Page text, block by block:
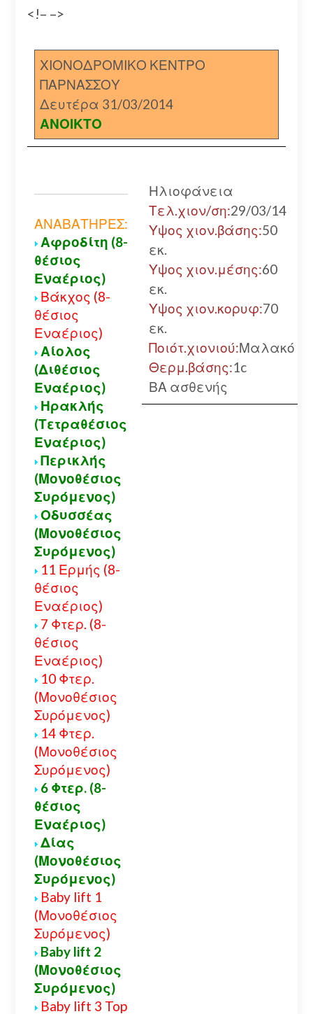
<!– –>
ΧΙΟΝΟΔΡΟΜΙΚΟ ΚΕΝΤΡΟ
ΠΑΡΝΑΣΣΟΥ
Δευτέρα 31/03/2014
ΑΝΟΙΚΤΟ
ΑΝΑΒΑΤΗΡΕΣ:
Αφροδίτη (8-
θέσιος
Εναέριος)
Βάκχος (8-
θέσιος
Εναέριος)
Αίολος
(Διθέσιος
Εναέριος)
Ηρακλής
(Τετραθέσιος
Εναέριος)
Περικλής
(Μονοθέσιος
Συρόμενος)
Οδυσσέας
(Μονοθέσιος
Συρόμενος)
11 Ερμής (8-
θέσιος
Εναέριος)
7 Φτερ. (8-
θέσιος
Εναέριος)
10 Φτερ.
(Μονοθέσιος
Συρόμενος)
14 Φτερ.
(Μονοθέσιος
Συρόμενος)
6 Φτερ. (8-
θέσιος
Εναέριος)
Δίας
(Μονοθέσιος
Συρόμενος)
Baby lift 1
(Μονοθέσιος
Συρόμενος)
Baby lift 2
(Μονοθέσιος
Συρόμενος)
Baby lift 3 Top
Ηλιοφάνεια
Τελ.χιον/ση:29/03/14
Υψος χιον.βάσης:50
εκ.
Υψος χιον.μέσης:60
εκ.
Υψος χιον.κορυφ:70
εκ.
Ποιότ.χιονιού:Μαλακό
Θερμ.βάσης:1c
ΒΑ ασθενής